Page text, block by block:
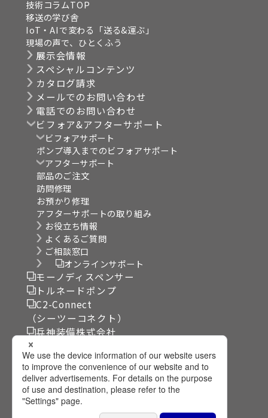
技術コラムTOP
移送の学び舎
IoT・AIで変わる「送る&運ぶ」
現場の声で、ひとくふう
展示会情報
スペシャルコンテンツ
カタログ請求
メールでのお問い合わせ
電話でのお問い合わせ
ビフォア&アフターサポート
ビフォアサポート
ポンプ導入までのビフォアサポート
アフターサポート
部品のご注文
訪問修理
お預かり修理
アフターサポートの取り組み
お役立ち情報
よくあるご質問
ご相談窓口
オンラインサポート
モーノディスペンサー
トルネードポンプ
C2-Connect
（シーツーコネクト）
兵神装備株式会社
リンク集
サイト利用規約
個人情報保護方針
プライバシー設定